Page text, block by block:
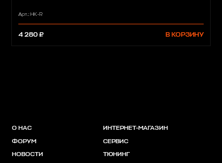
Арт.: HK-R
4 280 ₽ В КОРЗИНУ
О НАС
ФОРУМ
НОВОСТИ
ИНТЕРНЕТ-МАГАЗИН
СЕРВИС
ТЮНИНГ